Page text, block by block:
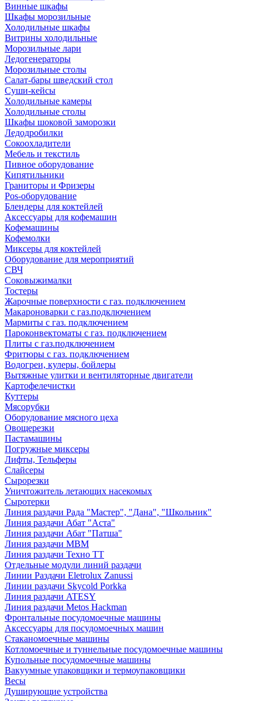
Винные шкафы
Шкафы морозильные
Холодильные шкафы
Витрины холодильные
Морозильные лари
Ледогенераторы
Морозильные столы
Салат-бары шведский стол
Суши-кейсы
Холодильные камеры
Холодильные столы
Шкафы шоковой заморозки
Ледодробилки
Сокоохладители
Мебель и текстиль
Пивное оборудование
Кипятильники
Граниторы и Фризеры
Pos-оборудование
Блендеры для коктейлей
Аксессуары для кофемашин
Кофемашины
Кофемолки
Миксеры для коктейлей
Оборудование для мероприятий
СВЧ
Соковыжималки
Тостеры
Жарочные поверхности с газ. подключением
Макароноварки с газ.подключением
Мармиты с газ. подключением
Пароконвектоматы с газ. подключением
Плиты с газ.подключением
Фритюры с газ. подключением
Водогреи, кулеры, бойлеры
Вытяжные улитки и вентиляторные двигатели
Картофелечистки
Куттеры
Мясорубки
Оборудование мясного цеха
Овощерезки
Пастамашины
Погружные миксеры
Лифты, Тельферы
Слайсеры
Сырорезки
Уничтожитель летающих насекомых
Сыротерки
Линия раздачи Рада "Мастер", "Дана", "Школьник"
Линия раздачи Абат "Аста"
Линия раздачи Абат "Патша"
Линия раздачи МВМ
Линия раздачи Техно ТТ
Отдельные модули линий раздачи
Линии Раздачи Eletrolux Zanussi
Линии раздачи Skycold Porkka
Линия раздачи ATESY
Линия раздачи Metos Hackman
Фронтальные посудомоечные машины
Аксессуары для посудомоечных машин
Стаканомоечные машины
Котломоечные и туннельные посудомоечные машины
Купольные посудомоечные машины
Вакуумные упаковщики и термоупаковщики
Весы
Душирующие устройства